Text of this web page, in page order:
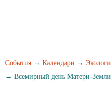
События → Календари →
→ Всемирный день Матери-